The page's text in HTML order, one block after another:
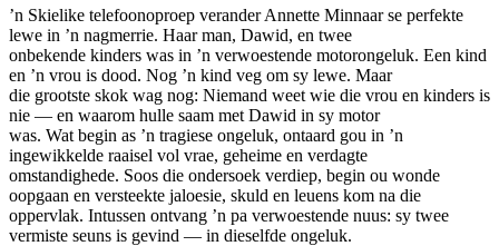
’n Skielike telefoonoproep verander Annette Minnaar se perfekte
lewe in ’n nagmerrie. Haar man, Dawid, en twee
onbekende kinders was in ’n verwoestende motorongeluk. Een kind
en ’n vrou is dood. Nog ’n kind veg om sy lewe. Maar
die grootste skok wag nog: Niemand weet wie die vrou en kinders is
nie — en waarom hulle saam met Dawid in sy motor
was. Wat begin as ’n tragiese ongeluk, ontaard gou in ’n
ingewikkelde raaisel vol vrae, geheime en verdagte
omstandighede. Soos die ondersoek verdiep, begin ou wonde
oopgaan en versteekte jaloesie, skuld en leuens kom na die
oppervlak. Intussen ontvang ’n pa verwoestende nuus: sy twee
vermiste seuns is gevind — in dieselfde ongeluk.